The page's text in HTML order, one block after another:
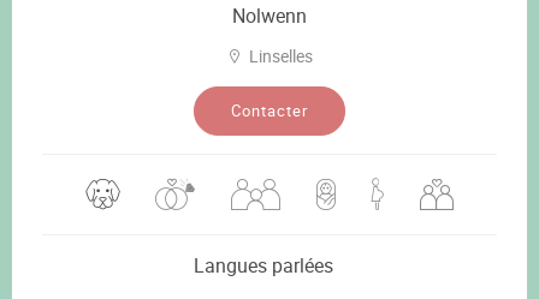
Nolwenn
Linselles
Contacter
Langues parlées